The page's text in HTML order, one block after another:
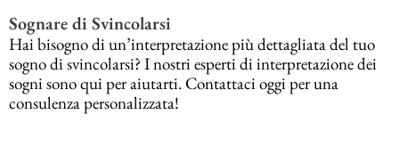
Sognare di Svincolarsi
Hai bisogno di un’interpretazione più dettagliata del tuo
sogno di svincolarsi? I nostri esperti di interpretazione dei
sogni sono qui per aiutarti. Contattaci oggi per una
consulenza personalizzata!